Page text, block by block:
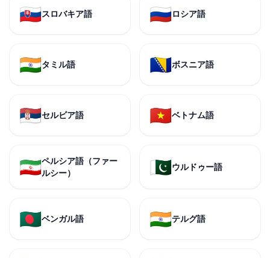
🇸🇰スロバキア語 🇷🇺ロシア語
🇮🇳タミル語 🇧🇦ボスニア語
🇷🇸セルビア語 🇻🇳ベトナム語
🇮🇷ペルシア語（ファー
ルシー）
🇵🇰ウルドゥー語
🇧🇩ベンガル語 🇮🇳テルグ語